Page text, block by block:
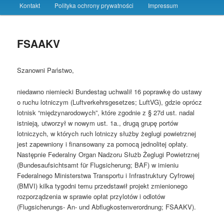
primary
secondary
Kontakt Polityka ochrony prywatności Impressum
FSAAKV
Szanowni Państwo,
niedawno niemiecki Bundestag uchwalił 16 poprawkę do ustawy
o ruchu lotniczym (Luftverkehrsgesetzes; LuftVG), gdzie oprócz
lotnisk “międzynarodowych”, które zgodnie z § 27d ust. nadal
istnieją, utworzył w nowym ust. 1a., drugą grupę portów
lotniczych, w których ruch lotniczy służby żeglugi powietrznej
jest zapewniony i finansowany za pomocą jednolitej opłaty.
Następnie Federalny Organ Nadzoru Służb Żeglugi Powietrznej
(Bundesaufsichtsamt für Flugsicherung; BAF) w imieniu
Federalnego Ministerstwa Transportu i Infrastruktury Cyfrowej
(BMVI) kilka tygodni temu przedstawił projekt zmienionego
rozporządzenia w sprawie opłat przylotów i odlotów
(Flugsicherungs- An- und Abflugkostenverordnung; FSAAKV).